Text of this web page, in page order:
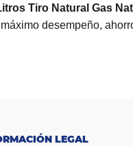
Tiro Natural Gas
desempeño,
LEGAL